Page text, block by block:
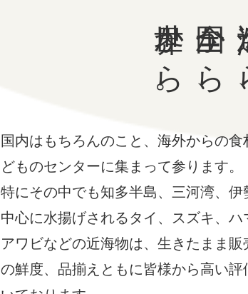
全国から、
世界から。
国内はもちろんのこと、海外からの食
どものセンターに集まって参ります。
特にその中でも知多半島、三河湾、伊
中心に水揚げされるタイ、スズキ、ハ
アワビなどの近海物は、生きたまま販
の鮮度、品揃えともに皆様から高い評